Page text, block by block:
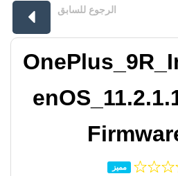
الرجوع للسابق
مميز